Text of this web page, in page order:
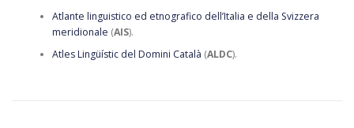
Atlante linguistico ed etnografico dell’Italia e della Svizzera
meridionale (AIS).
Atles Lingüístic del Domini Català (ALDC).